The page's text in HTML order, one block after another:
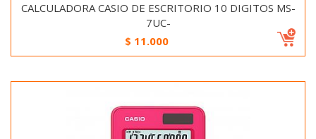
CALCULADORA CASIO DE ESCRITORIO 10 DIGITOS MS-
7UC-
$ 11.000